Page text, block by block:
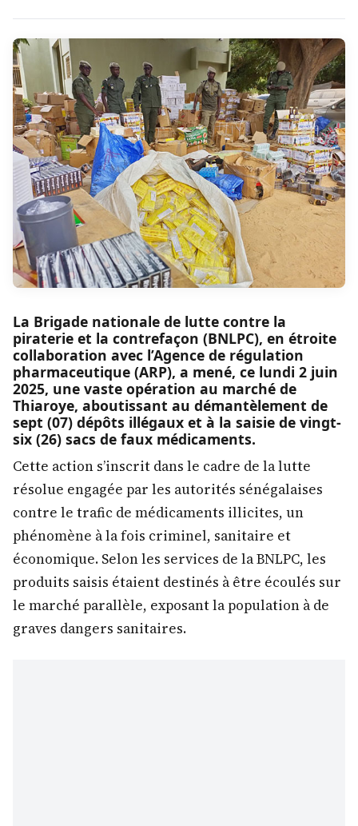
La Brigade nationale de lutte contre la
piraterie et la contrefaçon (BNLPC), en étroite
collaboration avec l’Agence de régulation
pharmaceutique (ARP), a mené, ce lundi 2 juin
2025, une vaste opération au marché de
Thiaroye, aboutissant au démantèlement de
sept (07) dépôts illégaux et à la saisie de vingt-
six (26) sacs de faux médicaments.
Cette action s’inscrit dans le cadre de la lutte
résolue engagée par les autorités sénégalaises
contre le trafic de médicaments illicites, un
phénomène à la fois criminel, sanitaire et
économique. Selon les services de la BNLPC, les
produits saisis étaient destinés à être écoulés sur
le marché parallèle, exposant la population à de
graves dangers sanitaires.